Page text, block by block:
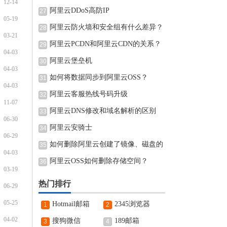
12-14
05-19
03-21
04-03
04-03
04-03
11-07
06-30
06-29
04-03
03-19
06-29
05-25
04-02
27 阿里云DDoS高防IP
28 阿里云防火墙和安全组有什么差异？
29 阿里云PCDN和阿里云CDN的关系？
30 阿里云堡垒机
31 如何将数据同步到阿里云OSS？
32 阿里云客服热线号码升级
33 阿里云DNS修改和域名解析的区别
34 阿里云安骑士
35 如何删除阿里云创建了镜像、磁盘的
36 阿里云OSS如何删除存储空间？
热门排行
1 Hotmail邮箱 2 2345浏览器
3 搜狗微信 4 189邮箱